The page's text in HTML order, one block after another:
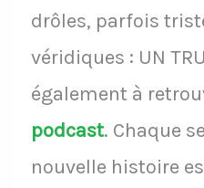
drôles, parfois
véridiques : UN
également à
podcast. Chaque
nouvelle histoire